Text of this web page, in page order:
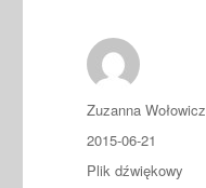
Autor
Zuzanna Wołowicz
Data
publikacji
2015-06-21
Format
Plik dźwiękowy